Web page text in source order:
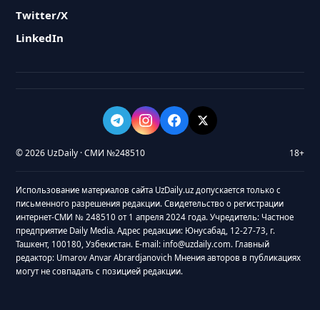
Twitter/X
LinkedIn
© 2026 UzDaily · СМИ №248510 18+
Использование материалов сайта UzDaily.uz допускается только с
письменного разрешения редакции. Свидетельство о регистрации
интернет-СМИ № 248510 от 1 апреля 2024 года. Учредитель: Частное
предприятие Daily Media. Адрес редакции: Юнусабад, 12-27-73, г.
Ташкент, 100180, Узбекистан. E-mail: info@uzdaily.com. Главный
редактор: Umarov Anvar Abrardjanovich Мнения авторов в публикациях
могут не совпадать с позицией редакции.